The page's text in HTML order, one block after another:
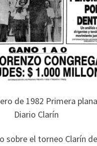
de 1982 Primera
Diario Clarín
sobre el torneo Clarín